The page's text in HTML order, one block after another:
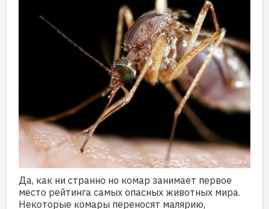
Да, как ни странно но комар занимает первое
место рейтинга самых опасных животных мира.
Некоторые комары переносят малярию,